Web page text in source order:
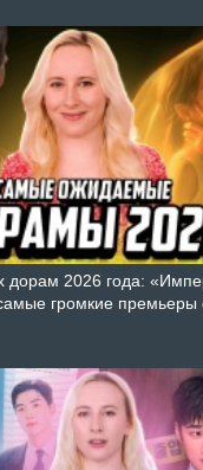
дорам 2026 года:
громкие премьеры